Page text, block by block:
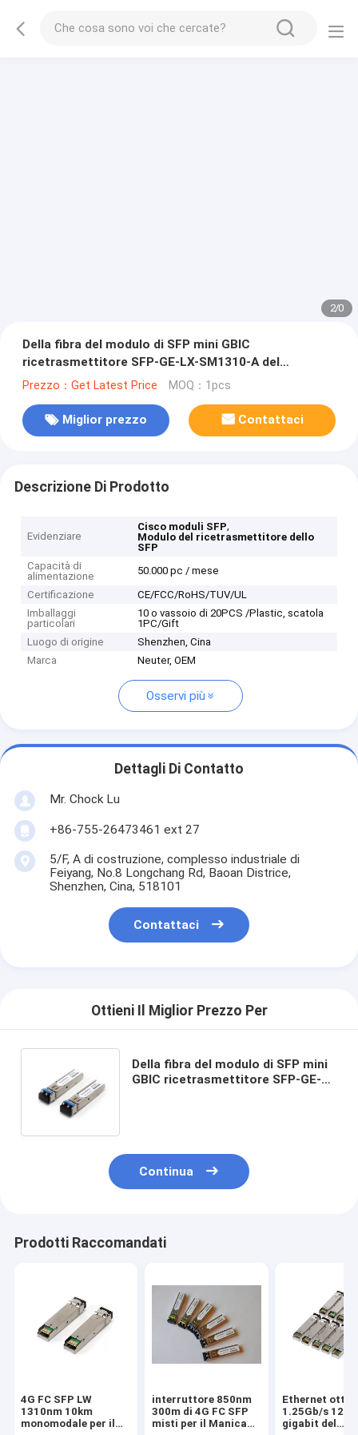
2/0
Della fibra del modulo di SFP mini GBIC
ricetrasmettitore SFP-GE-LX-SM1310-A del
ricetrasmettitore ottico
Prezzo：Get Latest Price MOQ：1pcs
Miglior prezzo Contattaci
Descrizione Di Prodotto
Evidenziare
Cisco moduli SFP,
Modulo del ricetrasmettitore dello
SFP
Capacità di
alimentazione
50.000 pc / mese
Certificazione
CE/FCC/RoHS/TUV/UL
Imballaggi
particolari
10 o vassoio di 20PCS /Plastic, scatola
1PC/Gift
Luogo di origine
Shenzhen, Cina
Marca
Neuter, OEM
Osservi più
Dettagli Di Contatto
Mr. Chock Lu
+86-755-26473461 ext 27
5/F, A di costruzione, complesso industriale di
Feiyang, No.8 Longchang Rd, Baoan Districe,
Shenzhen, Cina, 518101
Contattaci
Ottieni Il Miglior Prezzo Per
Della fibra del modulo di SFP mini
GBIC ricetrasmettitore SFP-GE-
Continua
Prodotti Raccomandati
4G FC SFP LW
1310nm 10km
monomodale per il
interruttore 850nm
300m di 4G FC SFP
misti per il Manica
Ethernet
1.25Gb/s
gigabit del